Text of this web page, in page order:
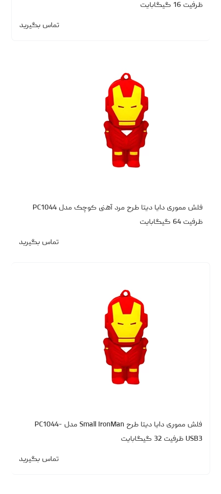
ظرفیت 16 گیگابایت
تماس بگیرید
فلش مموری دایا دیتا طرح مرد آهنی کوچک مدل PC1044
ظرفیت 64 گیگابایت
تماس بگیرید
فلش مموری دایا دیتا طرح Small IronMan مدل PC1044-
USB3 ظرفیت 32 گیگابایت
تماس بگیرید